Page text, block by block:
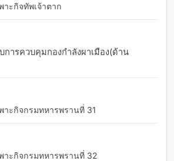
าะกิจทัพเจ้าตาก
การควบคุมกองกำลังผาเมือง(ด้าน
าะกิจกรมทหารพรานที่ 31
าะกิจกรมทหารพรานที่ 32